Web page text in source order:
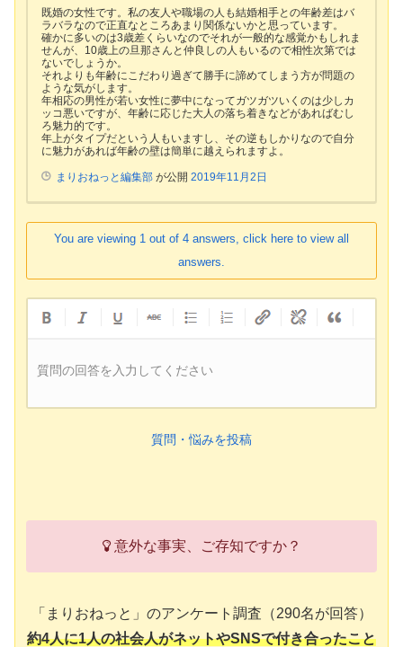
既婚の女性です。私の友人や職場の人も結婚相手との年齢差はバ
ラバラなので正直なところあまり関係ないかと思っています。
確かに多いのは3歳差くらいなのでそれが一般的な感覚かもしれま
せんが、10歳上の旦那さんと仲良しの人もいるので相性次第では
ないでしょうか。
それよりも年齢にこだわり過ぎて勝手に諦めてしまう方が問題の
ような気がします。
年相応の男性が若い女性に夢中になってガツガツいくのは少しカ
ッコ悪いですが、年齢に応じた大人の落ち着きなどがあればむし
ろ魅力的です。
年上がタイプだという人もいますし、その逆もしかりなので自分
に魅力があれば年齢の壁は簡単に越えられますよ。
まりおねっと編集部 が公開 2019年11月2日
You are viewing 1 out of 4 answers, click here to view all
answers.
質問の回答を入力してください
質問・悩みを投稿
意外な事実、ご存知ですか？
「まりおねっと」のアンケート調査（290名が回答）
約4人に1人の社会人がネットやSNSで付き合ったこと